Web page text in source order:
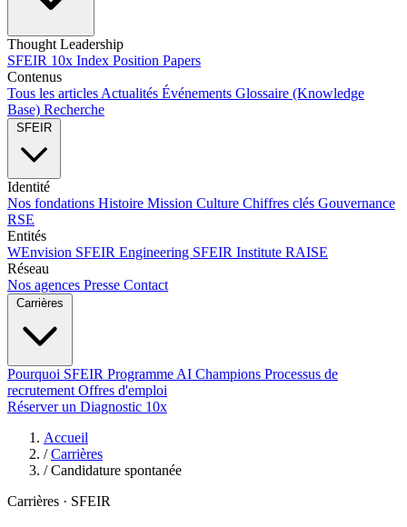
Thought Leadership
SFEIR 10x Index Position Papers
Contenus
Tous les articles Actualités Événements Glossaire (Knowledge
Base) Recherche
SFEIR
Identité
Nos fondations Histoire Mission Culture Chiffres clés Gouvernance
RSE
Entités
WEnvision SFEIR Engineering SFEIR Institute RAISE
Réseau
Nos agences Presse Contact
Carrières
Pourquoi SFEIR Programme AI Champions Processus de
recrutement Offres d'emploi
Réserver un Diagnostic 10x
Accueil
/ Carrières
/ Candidature spontanée
Carrières · SFEIR